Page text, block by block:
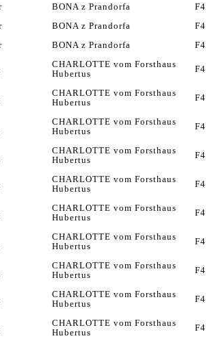
BONA z Prandorfa F4
BONA z Prandorfa F4
BONA z Prandorfa F4
CHARLOTTE vom Forsthaus
Hubertus
F4
CHARLOTTE vom Forsthaus
Hubertus
F4
CHARLOTTE vom Forsthaus
Hubertus
F4
CHARLOTTE vom Forsthaus
Hubertus
F4
CHARLOTTE vom Forsthaus
Hubertus
F4
CHARLOTTE vom Forsthaus
Hubertus
F4
CHARLOTTE vom Forsthaus
Hubertus
F4
CHARLOTTE vom Forsthaus
Hubertus
F4
CHARLOTTE vom Forsthaus
Hubertus
F4
CHARLOTTE vom Forsthaus
Hubertus
F4